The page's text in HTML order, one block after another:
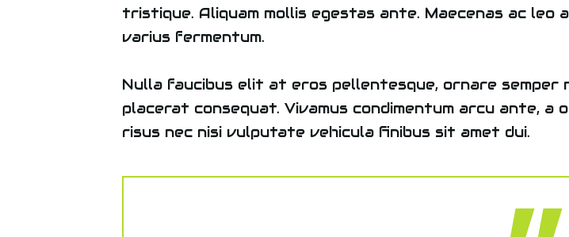
tristique. Aliquam mollis egestas ante. Maecenas ac
varius fermentum.
Nulla faucibus elit at eros pellentesque, ornare semper
placerat consequat. Vivamus condimentum arcu ante,
risus nec nisi vulputate vehicula finibus sit amet dui.